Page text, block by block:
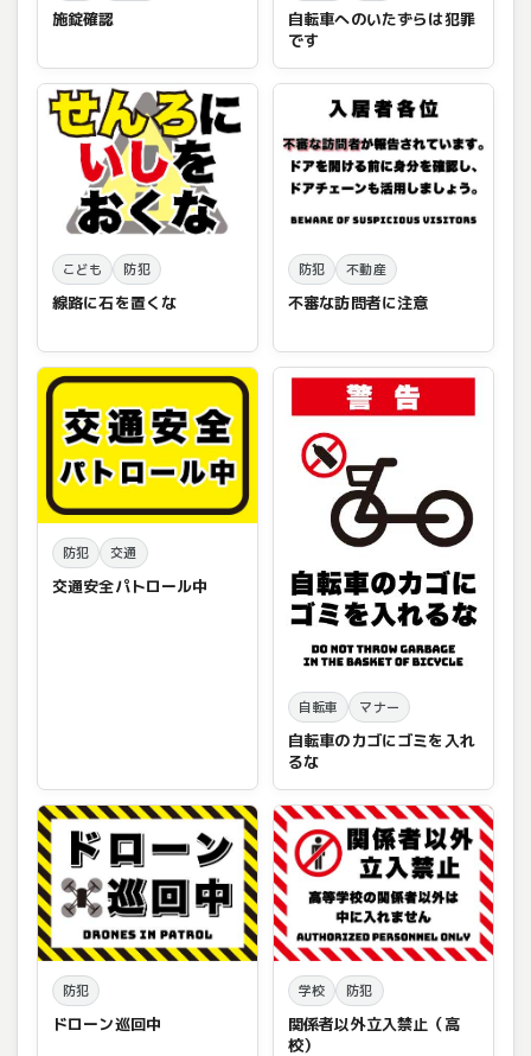
施錠確認
自転車へのいたずらは犯罪
です
こども 防犯
線路に石を置くな
防犯 不動産
不審な訪問者に注意
防犯 交通
交通安全パトロール中
自転車 マナー
自転車のカゴにゴミを入れ
るな
防犯
ドローン巡回中
学校 防犯
関係者以外立入禁止（高
校）